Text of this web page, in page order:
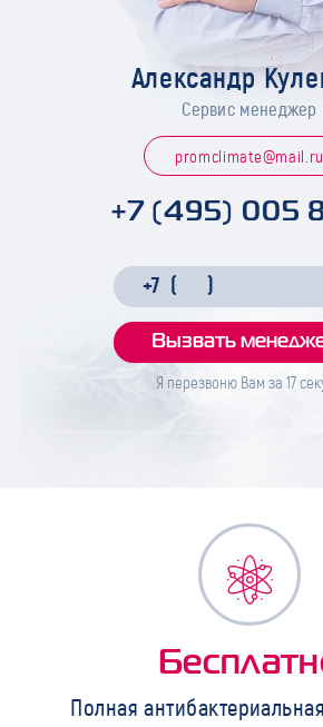
Александр
Сервис менеджер
promclimate@mail.ru
+7 (495) 005
Я перезвоню Вам за 17
Полная